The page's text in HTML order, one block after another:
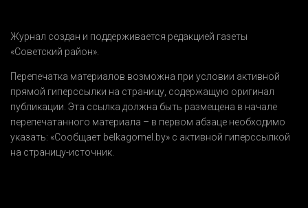
Журнал создан и поддерживается редакцией газеты
«Советский район».
Перепечатка материалов возможна при условии активной
прямой гиперссылки на страницу, содержащую оригинал
публикации. Эта ссылка должна быть размещена в начале
перепечатанного материала – в первом абзаце необходимо
указать: «Сообщает belkagomel.by» с активной гиперссылкой
на страницу-источник.